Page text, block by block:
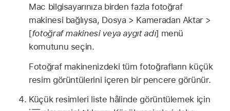
Mac bilgisayarınıza birden fazla fotoğraf
makinesi bağlıysa, Dosya > Kameradan Aktar >
[fotoğraf makinesi veya aygıt adı] menü
komutunu seçin.
Fotoğraf makinenizdeki tüm fotoğrafların küçük
resim görüntülerini içeren bir pencere görünür.
Küçük resimleri liste hâlinde görüntülemek için